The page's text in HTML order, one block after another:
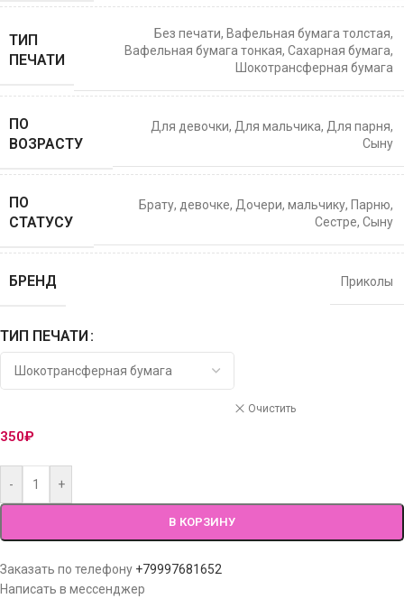
ТИП
ПЕЧАТИ
Без печати, Вафельная бумага толстая,
Вафельная бумага тонкая, Сахарная бумага,
Шокотрансферная бумага
ПО
ВОЗРАСТУ
Для девочки, Для мальчика, Для парня,
Сыну
ПО
СТАТУСУ
Брату, девочке, Дочери, мальчику, Парню,
Сестре, Сыну
БРЕНД Приколы
ТИП ПЕЧАТИ
Очистить
350₽
- +
В КОРЗИНУ
Заказать по телефону +79997681652
Написать в мессенджер